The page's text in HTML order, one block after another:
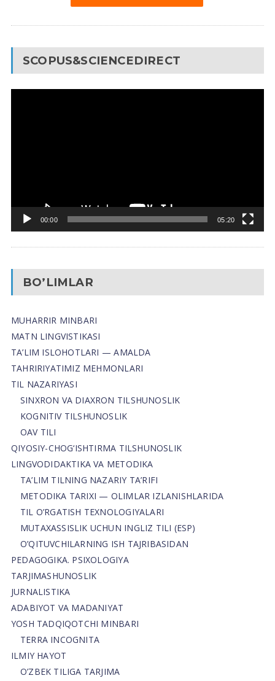
SCOPUS&SCIENCEDIRECT
00:00 05:20
BO’LIMLAR
MUHARRIR MINBARI
MATN LINGVISTIKASI
TA’LIM ISLOHOTLARI — AMALDA
TAHRIRIYATIMIZ MEHMONLARI
TIL NAZARIYASI
SINXRON VA DIAXRON TILSHUNOSLIK
KOGNITIV TILSHUNOSLIK
OAV TILI
QIYOSIY-CHOG‘ISHTIRMA TILSHUNOSLIK
LINGVODIDAKTIKA VA METODIKA
TA’LIM TILNING NAZARIY TA’RIFI
METODIKA TARIXI — OLIMLAR IZLANISHLARIDA
TIL O’RGATISH TEXNOLOGIYALARI
MUTAXASSISLIK UCHUN INGLIZ TILI (ESP)
O’QITUVCHILARNING ISH TAJRIBASIDAN
PEDAGOGIKA. PSIXOLOGIYA
TARJIMASHUNOSLIK
JURNALISTIKA
ADABIYOT VA MADANIYAT
YOSH TADQIQOTCHI MINBARI
TERRA INCOGNITA
ILMIY HAYOT
O’ZBEK TILIGA TARJIMA